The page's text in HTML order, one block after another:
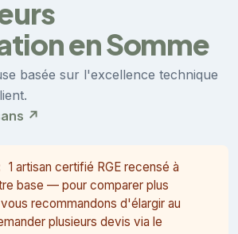
en Somme
basée sur l'excellence technique
↗
1 artisan certifié RGE recensé à
base — pour comparer plus
recommandons d'élargir au
plusieurs devis via le